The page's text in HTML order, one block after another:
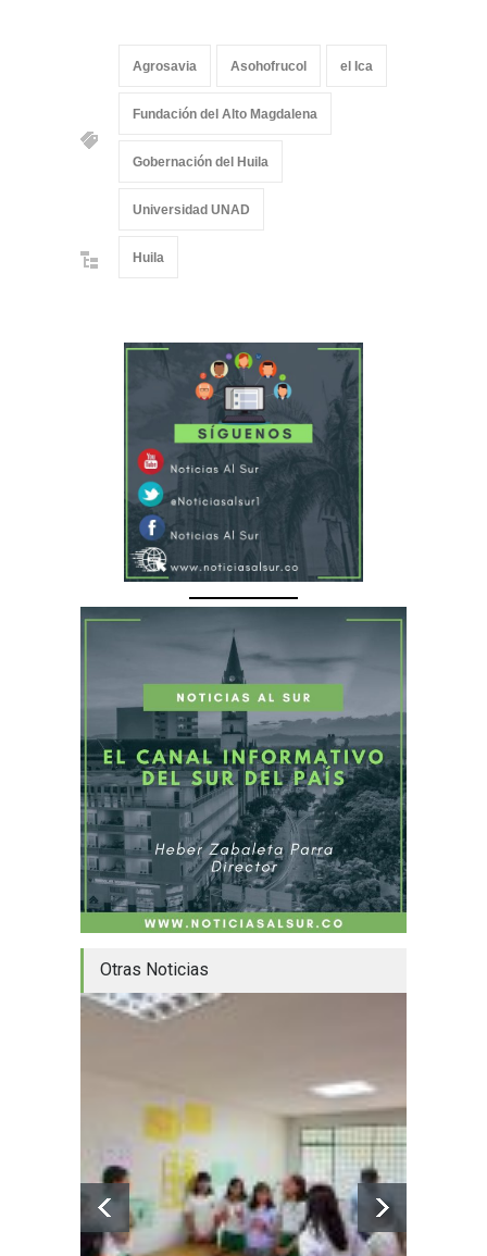
Agrosavia Asohofrucol el Ica
Fundación del Alto Magdalena
Gobernación del Huila
Universidad UNAD
Huila
Otras Noticias